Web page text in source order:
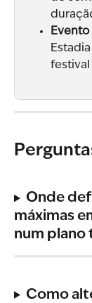
festival
Onde
máximas
num plano
Como